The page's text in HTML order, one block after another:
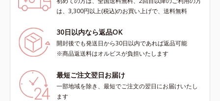
は、3,300円以上(税込)のお買い上げで、送料無料
30日以内なら返品OK
開封後でも発送日から30日以内であれば返品可能
※商品返送料はオルビスが負担いたします
最短ご注文翌日お届け
一部地域を除き、最短でご注文の翌日にお届けいたし
ます